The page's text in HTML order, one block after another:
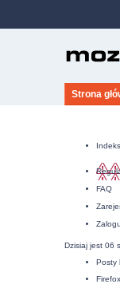
Strona
FAQ
Dzisiaj jest 06
Posty
Firefox